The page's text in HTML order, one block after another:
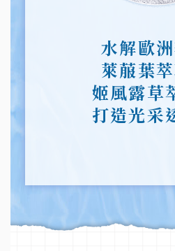
水解歐洲
萊菔葉萃
姬風露草
打造光采